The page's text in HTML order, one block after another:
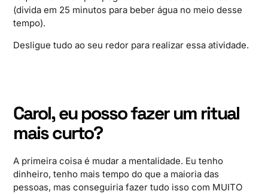
(divida em 25 minutos para beber água no meio desse
tempo).
Desligue tudo ao seu redor para realizar essa atividade.
Carol, eu posso fazer um ritual
mais curto?
A primeira coisa é mudar a mentalidade. Eu tenho
dinheiro, tenho mais tempo do que a maioria das
pessoas, mas conseguiria fazer tudo isso com MUITO